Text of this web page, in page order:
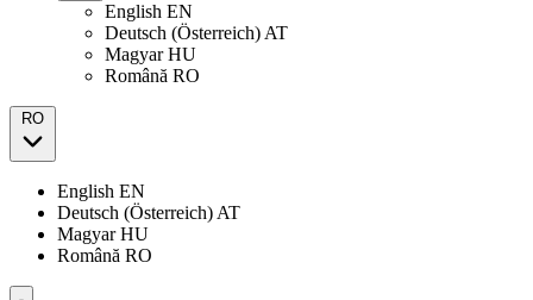
English EN
Deutsch (Österreich) AT
Magyar HU
Română RO
RO
English EN
Deutsch (Österreich) AT
Magyar HU
Română RO